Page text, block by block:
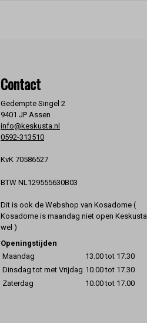
Contact
Gedempte Singel 2
9401 JP Assen
info@keskusta.nl
0592-313510
KvK 70586527
BTW NL129555630B03
Dit is ook de Webshop van Kosadome (
Kosadome is maandag niet open Keskusta
wel )
Openingstijden
Maandag
13.00 tot 17.30
Dinsdag tot met Vrijdag 10.00 tot 17.30
Zaterdag
10.00 tot 17.00